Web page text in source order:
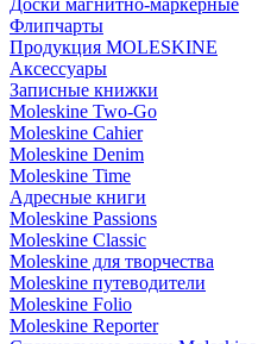
Доски магнитно-маркерные
Флипчарты
Продукция MOLESKINE
Аксессуары
Записные книжки
Moleskine Two-Go
Moleskine Cahier
Moleskine Denim
Moleskine Time
Адресные книги
Moleskine Passions
Moleskine Classic
Moleskine для творчества
Moleskine путеводители
Moleskine Folio
Moleskine Reporter